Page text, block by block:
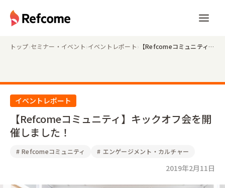
トップ›セミナー・イベント›イベントレポート› 【Refcomeコミュニティ】キックオフ会を開催しました！
イベントレポート
【Refcomeコミュニティ】キックオフ会を開
催しました！
# Refcomeコミュニティ # エンゲージメント・カルチャー
2019年2月11日